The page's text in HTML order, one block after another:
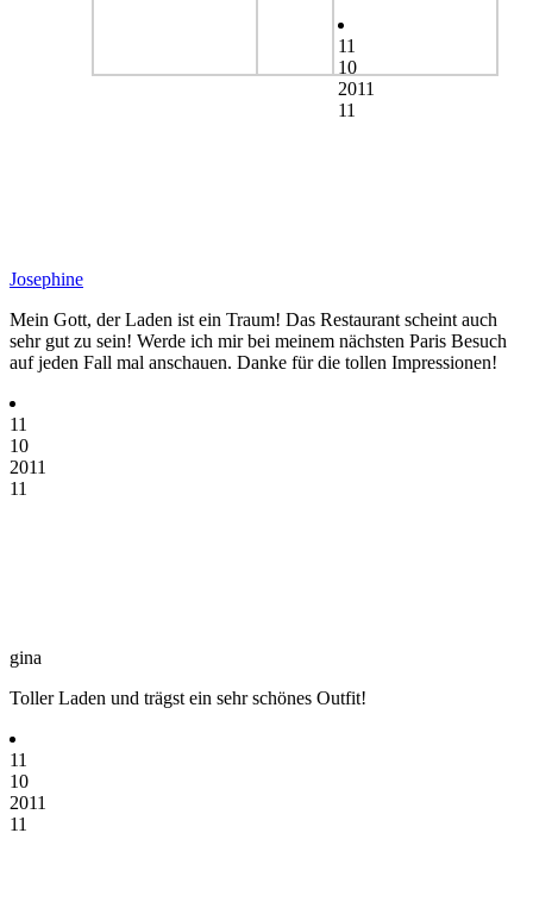
11
10
2011
11
Josephine
Mein Gott, der Laden ist ein Traum! Das Restaurant scheint auch
sehr gut zu sein! Werde ich mir bei meinem nächsten Paris Besuch
auf jeden Fall mal anschauen. Danke für die tollen Impressionen!
11
10
2011
11
gina
Toller Laden und trägst ein sehr schönes Outfit!
11
10
2011
11